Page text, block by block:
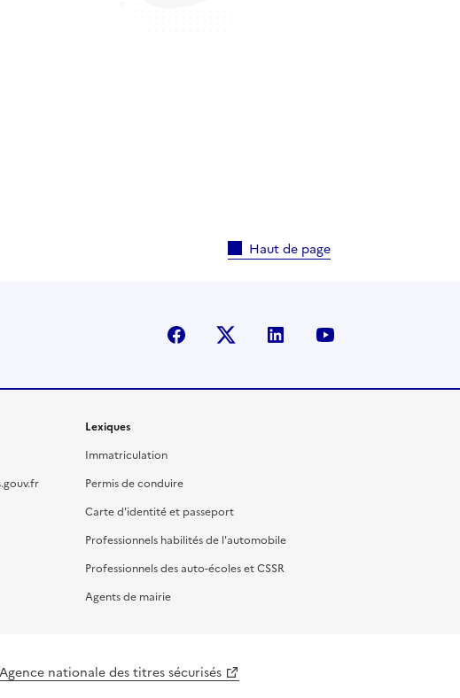
Haut de page
facebook X (anciennement Twitter)
linkedin
Lexiques
Immatriculation
Permis de conduire
Carte d'identité et passeport
Professionnels habilités de l'automobile
Professionnels des auto-écoles et CSSR
Agents de mairie
Agence nationale des titres sécurisés